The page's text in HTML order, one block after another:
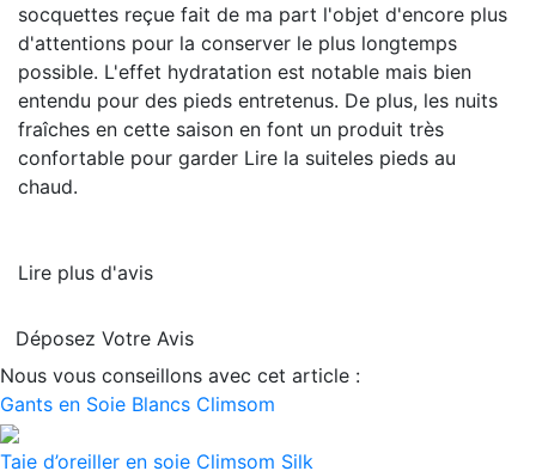
socquettes reçue fait de ma part l'objet d'encore plus
d'attentions pour la conserver le plus longtemps
possible. L'effet hydratation est notable mais bien
entendu pour des pieds entretenus. De plus, les nuits
fraîches en cette saison en font un produit très
confortable pour garder Lire la suiteles pieds au
chaud.
Lire plus d'avis
Déposez Votre Avis
Nous vous conseillons avec cet article :
Gants en Soie Blancs Climsom
Taie d’oreiller en soie Climsom Silk